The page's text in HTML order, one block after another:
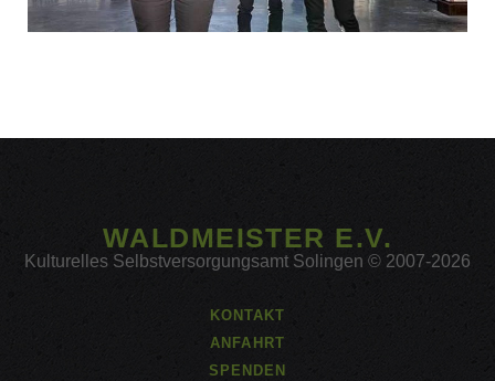
WALDMEISTER E.V.
Kulturelles Selbstversorgungsamt Solingen © 2007-2026
KONTAKT
ANFAHRT
SPENDEN